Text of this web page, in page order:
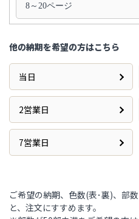
8～20ページ
他の納期を希望の方はこちら
当日
2営業日
7営業日
ご希望の納期、色数(表･裏)、部
と、注文にすすめます。